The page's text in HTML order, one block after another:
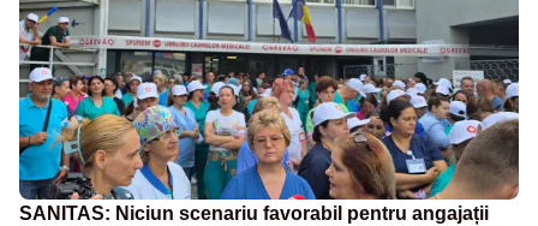
SANITAS: Niciun scenariu favorabil pentru angajații